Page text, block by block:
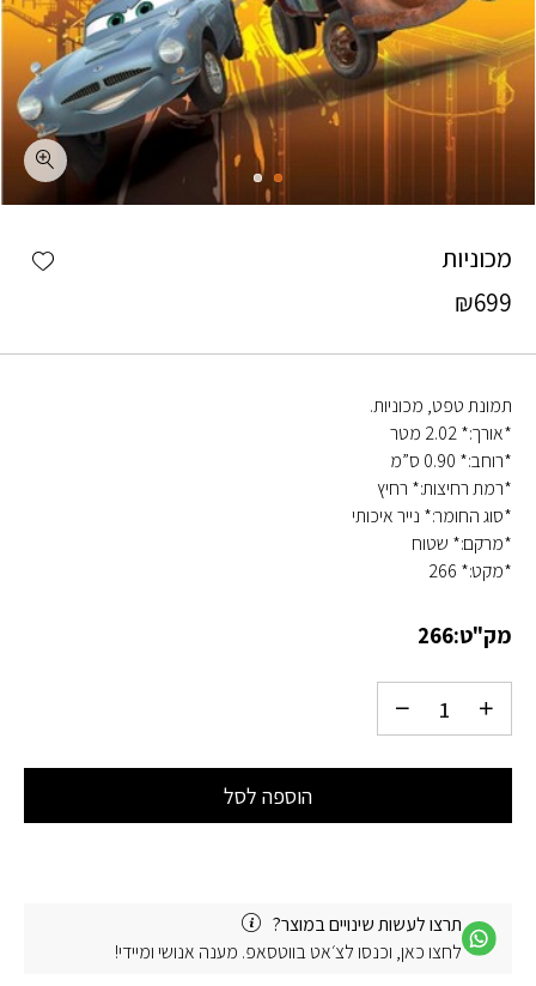
מכוניות
₪699
תמונת טפט, מכוניות.
*אורך:* 2.02 מטר
*רוחב:* 0.90 ס”מ
*רמת רחיצות:* רחיץ
*סוג החומר:* נייר איכותי
*מרקם:* שטוח
*מקט:* 266
מק"ט:266
הוספה לסל
תרצו לעשות שינויים במוצר?
לחצו כאן, וכנסו לצ׳אט בווטסאפ. מענה אנושי ומיידי!